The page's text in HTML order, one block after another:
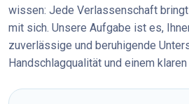
wissen: Jede Verlassenschaft
mit sich. Unsere Aufgabe ist es,
zuverlässige und beruhigende
Handschlagqualität und einem klaren